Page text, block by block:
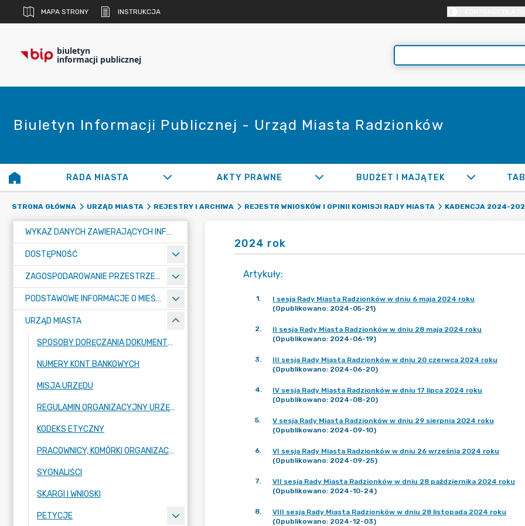
MAPA STRONY INSTRUKCJA
biuletyn
informacji publicznej
Biuletyn Informacji Publicznej - Urząd Miasta Radzionków
RADA MIASTA AKTY PRAWNE BUDŻET I MAJĄTEK
STRONA GŁÓWNA URZĄD MIASTA REJESTRY I ARCHIWA REJESTR WNIOSKÓW I OPINII KOMISJI RADY MIASTA KADENCJA 2024-
WYKAZ DANYCH ZAWIERAJĄCYCH INFORMACJE O ŚRODOWISKU I JEGO OCHRONIE
DOSTĘPNOŚĆ
ZAGOSPODAROWANIE PRZESTRZENNE
PODSTAWOWE INFORMACJE O MIEŚCIE
URZĄD MIASTA
SPOSOBY DORĘCZANIA DOKUMENTÓW DO URZĘDU MIASTA RADZIONKÓW
NUMERY KONT BANKOWYCH
MISJA URZĘDU
REGULAMIN ORGANIZACYJNY URZĘDU
KODEKS ETYCZNY
PRACOWNICY, KOMÓRKI ORGANIZACYJNE URZĘDU
SYGNALIŚCI
SKARGI I WNIOSKI
PETYCJE
2024 rok
Artykuły:
1.
I sesja Rady Miasta Radzionków w dniu 6 maja 2024 roku
(Opublikowano: 2024-05-21)
2.
II sesja Rady Miasta Radzionków w dniu 28 maja 2024 roku
(Opublikowano: 2024-06-19)
3.
III sesja Rady Miasta Radzionków w dniu 20 czerwca 2024 roku
(Opublikowano: 2024-06-20)
4.
IV sesja Rady Miasta Radzionków w dniu 17 lipca 2024 roku
(Opublikowano: 2024-08-20)
5.
V sesja Rady Miasta Radzionków w dniu 29 sierpnia 2024 roku
(Opublikowano: 2024-09-10)
6.
VI sesja Rady Miasta Radzionków w dniu 26 września 2024 roku
(Opublikowano: 2024-09-25)
7.
VII sesja Rady Miasta Radzionków w dniu 28 października 2024 roku
(Opublikowano: 2024-10-24)
8.
VIII sesja Rady Miasta Radzionków w dniu 28 listopada 2024 roku
(Opublikowano: 2024-12-03)